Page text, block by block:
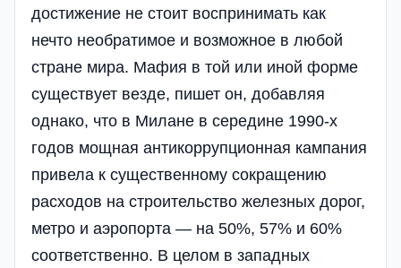
достижение не стоит воспринимать как
нечто необратимое и возможное в любой
стране мира. Мафия в той или иной форме
существует везде, пишет он, добавляя
однако, что в Милане в середине 1990-х
годов мощная антикоррупционная кампания
привела к существенному сокращению
расходов на строительство железных дорог,
метро и аэропорта — на 50%, 57% и 60%
соответственно. В целом в западных